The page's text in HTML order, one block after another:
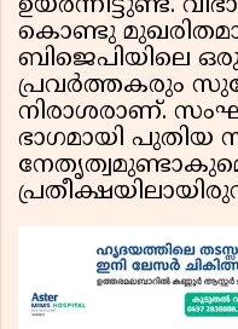
ഉയർന്നിട്ടുണ്ട്.
കൊണ്ടു
ബിജെപിയിലെ
പ്രവർത്തകരും
നിരാശരാണ്.
ഭാഗമായി പുതിയ